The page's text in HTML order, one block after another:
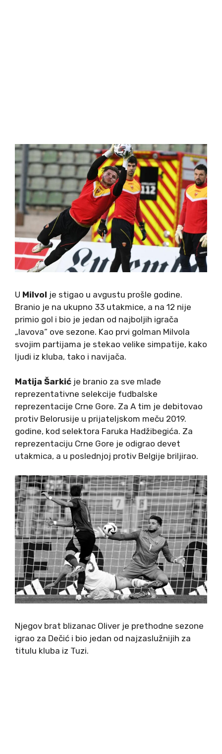
U Milvol je stigao u avgustu prošle godine.
Branio je na ukupno 33 utakmice, a na 12 nije
primio gol i bio je jedan od najboljih igrača
„lavova“ ove sezone. Kao prvi golman Milvola
svojim partijama je stekao velike simpatije, kako
ljudi iz kluba, tako i navijača.
Matija Šarkić je branio za sve mlađe
reprezentativne selekcije fudbalske
reprezentacije Crne Gore. Za A tim je debitovao
protiv Belorusije u prijateljskom meču 2019.
godine, kod selektora Faruka Hadžibegića. Za
reprezentaciju Crne Gore je odigrao devet
utakmica, a u poslednjoj protiv Belgije briljirao.
Njegov brat blizanac Oliver je prethodne sezone
igrao za Dečić i bio jedan od najzaslužnijih za
titulu kluba iz Tuzi.